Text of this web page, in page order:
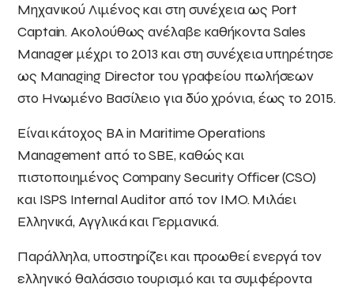
Μηχανικού Λιμένος και στη συνέχεια ως Port
Captain. Ακολούθως ανέλαβε καθήκοντα Sales
Manager μέχρι το 2013 και στη συνέχεια υπηρέτησε
ως Managing Director του γραφείου πωλήσεων
στο Ηνωμένο Βασίλειο για δύο χρόνια, έως το 2015.
Είναι κάτοχος BA in Maritime Operations
Management από το SBE, καθώς και
πιστοποιημένος Company Security Officer (CSO)
και ISPS Internal Auditor από τον IMO. Μιλάει
Ελληνικά, Αγγλικά και Γερμανικά.
Παράλληλα, υποστηρίζει και προωθεί ενεργά τον
ελληνικό θαλάσσιο τουρισμό και τα συμφέροντα